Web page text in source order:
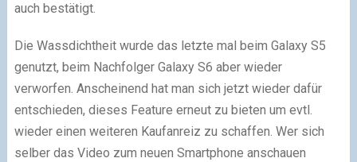
auch bestätigt.
Die Wassdichtheit wurde das letzte mal beim Galaxy S5
genutzt, beim Nachfolger Galaxy S6 aber wieder
verworfen. Anscheinend hat man sich jetzt wieder dafür
entschieden, dieses Feature erneut zu bieten um evtl.
wieder einen weiteren Kaufanreiz zu schaffen. Wer sich
selber das Video zum neuen Smartphone anschauen